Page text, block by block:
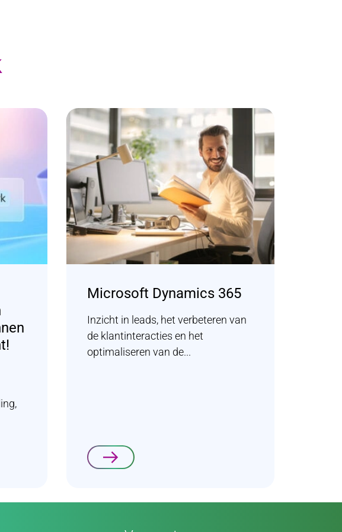
Microsoft Dynamics 365
Inzicht in leads, het verbeteren van
de klantinteracties en het
optimaliseren van de...
Lees verder